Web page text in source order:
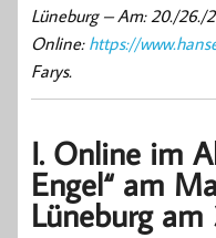
Lüneburg –Am: 20./26./
Online: https://
Farys.
I. Online im
Engel“ am
Lüneburg